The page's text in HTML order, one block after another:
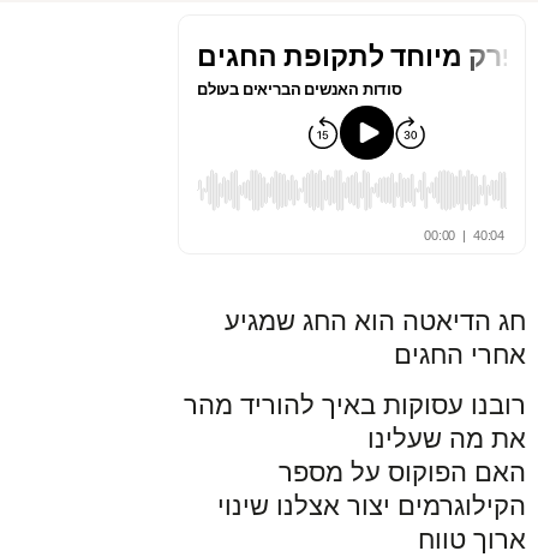
חג הדיאטה הוא החג שמגיע
אחרי החגים
רובנו עסוקות באיך להוריד מהר
את מה שעלינו
האם הפוקוס על מספר
הקילוגרמים יצור אצלנו שינוי
ארוך טווח